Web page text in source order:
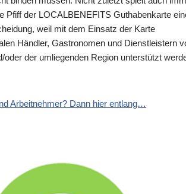
Pfiff der LOCALBENEFITS Guthabenkarte
weil mit dem Einsatz der Karte
Händler, Gastronomen und Dienstleistern
oder der umliegenden Region unterstützt
Arbeitnehmer? Dann hier entlang…